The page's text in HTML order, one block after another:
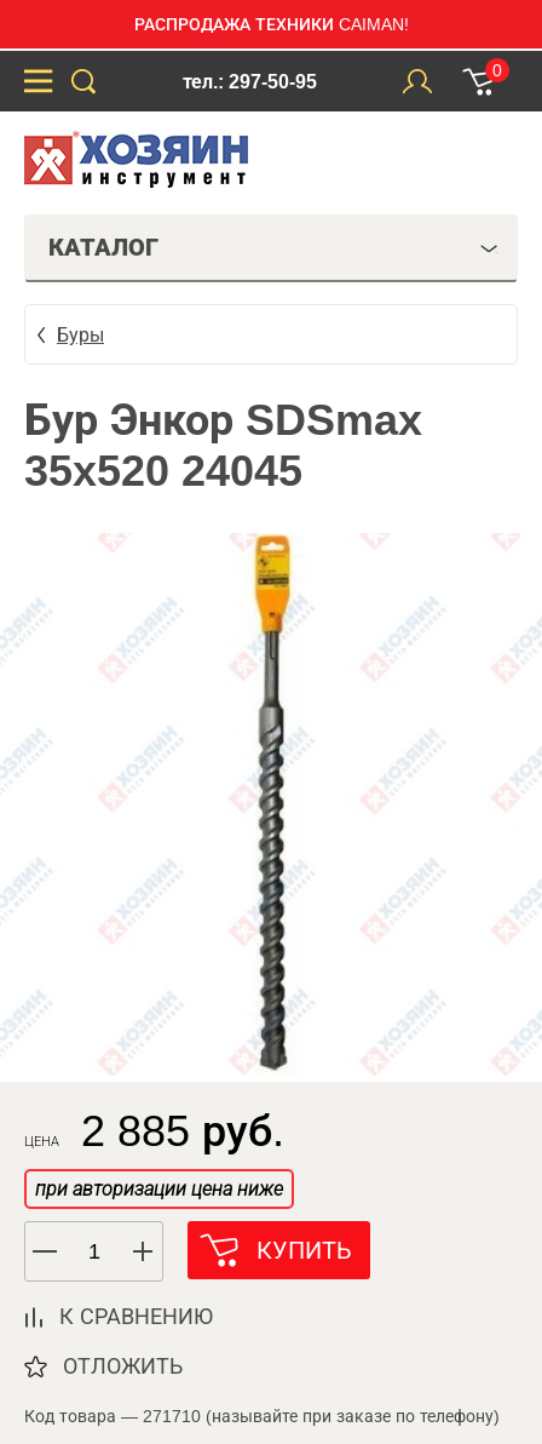
РАСПРОДАЖА ТЕХНИКИ CAIMAN!
тел.: 297-50-95
0
КАТАЛОГ
Буры
Бур Энкор SDSmax
35x520 24045
ЦЕНА 2 885 руб.
при авторизации цена ниже
КУПИТЬ
К СРАВНЕНИЮ
ОТЛОЖИТЬ
Код товара — 271710 (называйте при заказе по телефону)